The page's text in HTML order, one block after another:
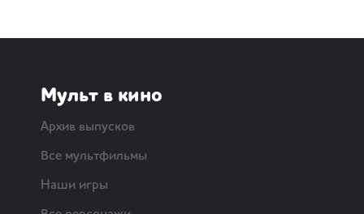
Мульт в кино
Архив выпусков
Все мультфильмы
Наши игры